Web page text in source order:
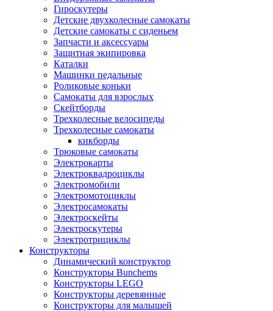
Гироскутеры
Детские двухколесные самокаты
Детские самокаты с сиденьем
Запчасти и аксессуары
Защитная экипировка
Каталки
Машинки педальные
Роликовые коньки
Самокаты для взрослых
Скейтборды
Трехколесные велосипеды
Трехколесные самокаты
кикборды
Трюковые самокаты
Электрокарты
Электроквадроциклы
Электромобили
Электромотоциклы
Электросамокаты
Электроскейты
Электроскутеры
Электротрициклы
Конструкторы
Динамический конструктор
Конструкторы Bunchems
Конструкторы LEGO
Конструкторы деревянные
Конструкторы для малышей